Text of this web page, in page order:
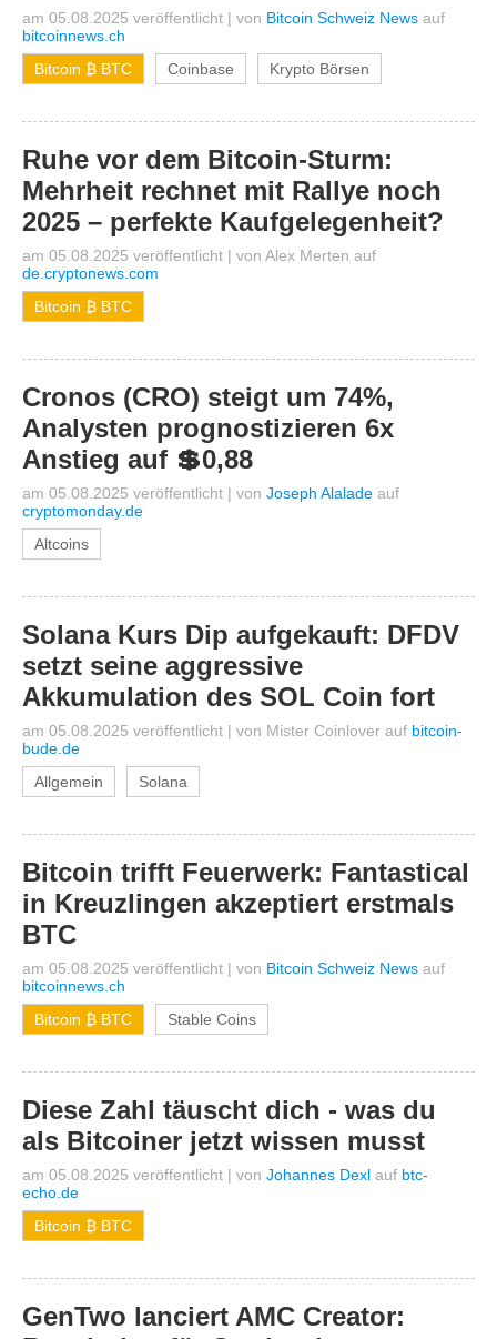
am 05.08.2025 veröffentlicht | von Bitcoin Schweiz News auf
bitcoinnews.ch
Bitcoin ₿ BTC
Coinbase Krypto Börsen
Ruhe vor dem Bitcoin-Sturm:
Mehrheit rechnet mit Rallye noch
2025 – perfekte Kaufgelegenheit?
am 05.08.2025 veröffentlicht | von Alex Merten auf
de.cryptonews.com
Bitcoin ₿ BTC
Cronos (CRO) steigt um 74%,
Analysten prognostizieren 6x
Anstieg auf 💲0,88
am 05.08.2025 veröffentlicht | von Joseph Alalade auf
cryptomonday.de
Altcoins
Solana Kurs Dip aufgekauft: DFDV
setzt seine aggressive
Akkumulation des SOL Coin fort
am 05.08.2025 veröffentlicht | von Mister Coinlover auf bitcoin-
bude.de
Allgemein
Solana
Bitcoin trifft Feuerwerk: Fantastical
in Kreuzlingen akzeptiert erstmals
BTC
am 05.08.2025 veröffentlicht | von Bitcoin Schweiz News auf
bitcoinnews.ch
Bitcoin ₿ BTC
Stable Coins
Diese Zahl täuscht dich - was du
als Bitcoiner jetzt wissen musst
am 05.08.2025 veröffentlicht | von Johannes Dexl auf btc-
echo.de
Bitcoin ₿ BTC
GenTwo lanciert AMC Creator: